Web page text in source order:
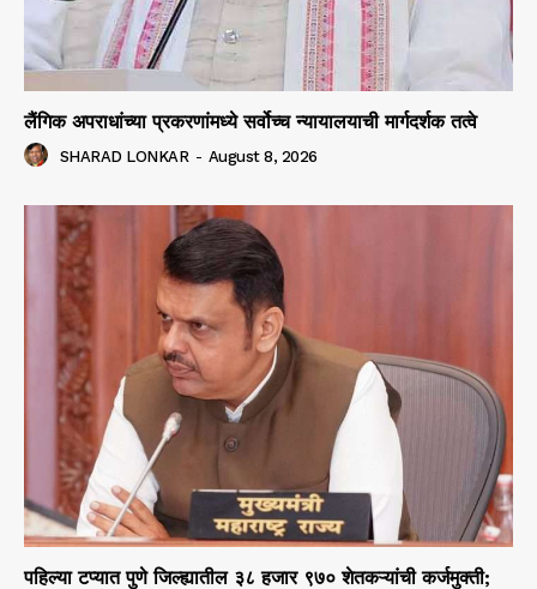
लैंगिक अपराधांच्या प्रकरणांमध्ये सर्वोच्च न्यायालयाची मार्गदर्शक तत्वे
SHARAD LONKAR - August 8, 2026
पहिल्या टप्यात पुणे जिल्ह्यातील ३८ हजार ९७० शेतकऱ्यांची कर्जमुक्ती;